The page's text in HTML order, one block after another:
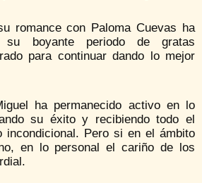
romance con Paloma Cuevas ha
boyante periodo de gratas
para continuar dando lo mejor
ha permanecido activo en lo
su éxito y recibiendo todo el
incondicional. Pero si en el ámbito
en lo personal el cariño de los